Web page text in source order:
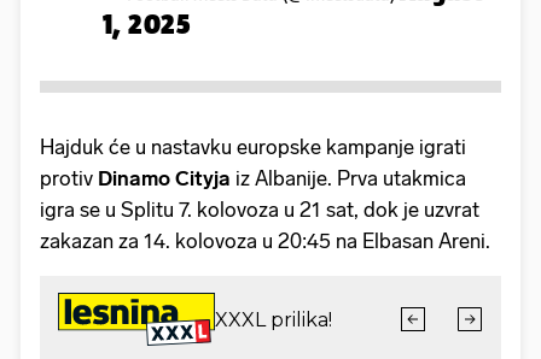
1, 2025
Hajduk će u nastavku europske kampanje igrati
protiv Dinamo Cityja iz Albanije. Prva utakmica
igra se u Splitu 7. kolovoza u 21 sat, dok je uzvrat
zakazan za 14. kolovoza u 20:45 na Elbasan Areni.